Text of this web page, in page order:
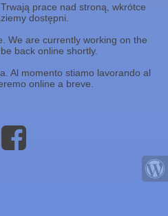
prace nad stroną, wkrótce
dostępni.
We are currently working on the
back online shortly.
Al momento stiamo lavorando al
online a breve.